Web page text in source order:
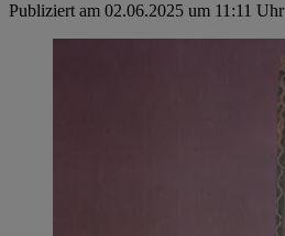
Publiziert am 02.06.2025 um 11:11 Uhr